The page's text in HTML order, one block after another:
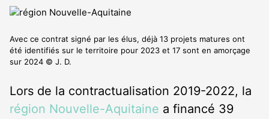
Avec ce contrat signé par les élus, déjà 13 projets matures ont
été identifiés sur le territoire pour 2023 et 17 sont en amorçage
sur 2024 © J. D.
Lors de la contractualisation 2019-2022, la
région Nouvelle-Aquitaine a financé 39